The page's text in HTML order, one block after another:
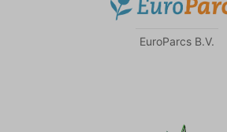
EuroParcs B.V.